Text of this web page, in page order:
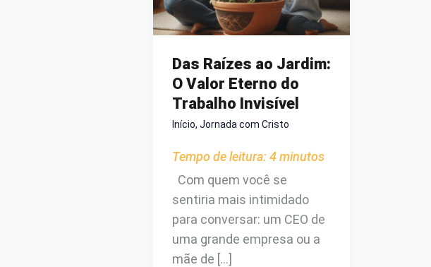
Das Raízes ao Jardim:
O Valor Eterno do
Trabalho Invisível
Início, Jornada com Cristo
Tempo de leitura: 4minutos
Com quem você se
sentiria mais intimidado
para conversar: um CEO de
uma grande empresa ou a
mãe de […]